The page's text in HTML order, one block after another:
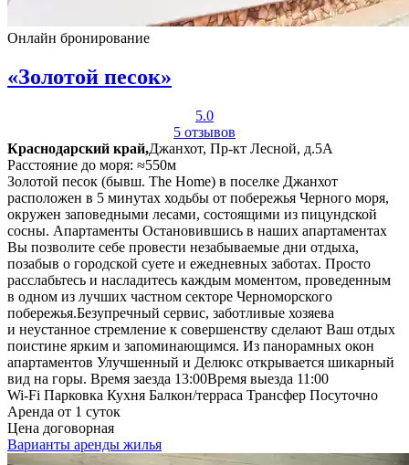
Онлайн бронирование
«Золотой песок»
5.0
5 отзывов
Краснодарский край,Джанхот, Пр-кт Лесной, д.5А
Расстояние до моря: ≈550м
Золотой песок (бывш. The Home) в поселке Джанхот
расположен в 5 минутах ходьбы от побережья Черного моря,
окружен заповедными лесами, состоящими из пицундской
сосны. Апартаменты Остановившись в наших апартаментах
Вы позволите себе провести незабываемые дни отдыха,
позабыв о городской суете и ежедневных заботах. Просто
расслабьтесь и насладитесь каждым моментом, проведенным
в одном из лучших частном секторе Черноморского
побережья.Безупречный сервис, заботливые хозяева
и неустанное стремление к совершенству сделают Ваш отдых
поистине ярким и запоминающимся. Из панорамных окон
апартаментов Улучшенный и Делюкс открывается шикарный
вид на горы. Время заезда 13:00Время выезда 11:00
Wi-Fi Парковка Кухня Балкон/терраса Трансфер Посуточно
Аренда от 1 суток
Цена договорная
Варианты аренды жилья